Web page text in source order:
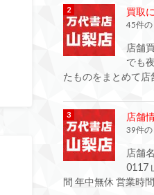
買取
45件の
店舗
でも
たものをまとめて店
店舗
39件の
店舗
0117
間 年中無休 営業時